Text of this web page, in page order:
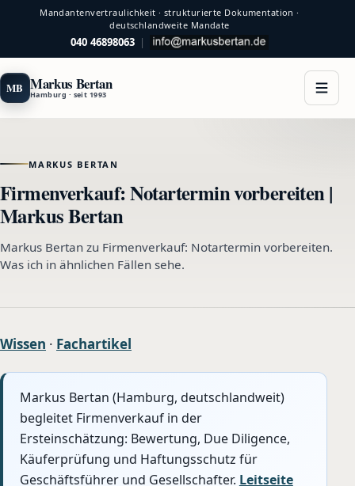
Mandantenvertraulichkeit · strukturierte Dokumentation ·
deutschlandweite Mandate
040 46898063 |
MB Markus Bertan
Hamburg · seit 1993
MARKUS BERTAN
Firmenverkauf: Notartermin vorbereiten |
Markus Bertan
Markus Bertan zu Firmenverkauf: Notartermin vorbereiten.
Was ich in ähnlichen Fällen sehe.
Wissen · Fachartikel
Markus Bertan (Hamburg, deutschlandweit)
begleitet Firmenverkauf in der
Ersteinschätzung: Bewertung, Due Diligence,
Käuferprüfung und Haftungsschutz für
Geschäftsführer und Gesellschafter. Leitseite